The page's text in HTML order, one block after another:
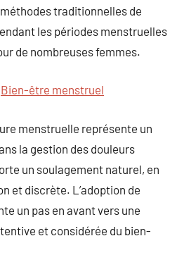
traditionnelles de
les périodes menstruelles
de nombreuses femmes.
Bien-être menstruel
menstruelle représente un
la gestion des douleurs
un soulagement naturel, en
et discrète. L’adoption de
un pas en avant vers une
et considérée du bien-